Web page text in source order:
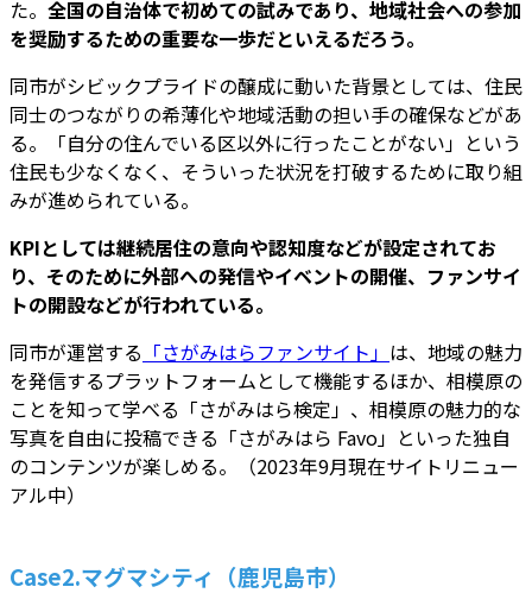
た。 全国の自治体で初めての試みであり、地域社会への参加
を奨励するための重要な一歩だといえるだろう。
同市がシビックプライドの醸成に動いた背景としては、住民
同士のつながりの希薄化や地域活動の担い手の確保などがあ
る。「自分の住んでいる区以外に行ったことがない」という
住民も少なくなく、そういった状況を打破するために取り組
みが進められている。
KPIとしては継続居住の意向や認知度などが設定されてお
り、そのために外部への発信やイベントの開催、ファンサイ
トの開設などが行われている。
同市が運営する 「さがみはらファンサイト」 は、地域の魅力
を発信するプラットフォームとして機能するほか、相模原の
ことを知って学べる「さがみはら検定」、相模原の魅力的な
写真を自由に投稿できる「さがみはら Favo」といった独自
のコンテンツが楽しめる。（2023年9月現在サイトリニュー
アル中）
Case2.マグマシティ（鹿児島市）